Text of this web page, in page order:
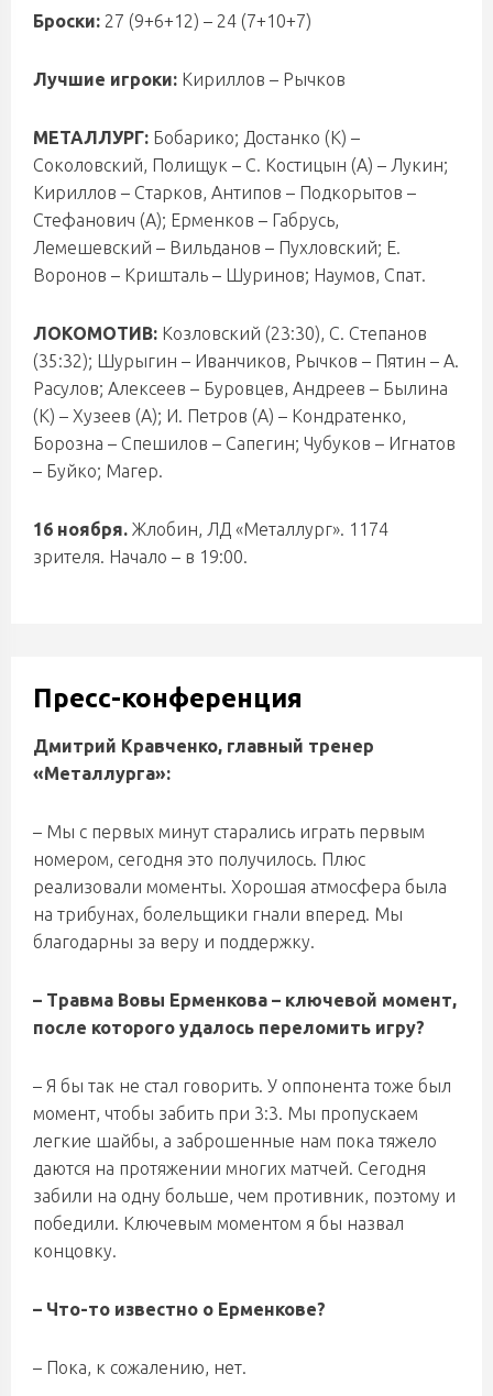
Броски: 27 (9+6+12) – 24 (7+10+7)
Лучшие игроки: Кириллов – Рычков
МЕТАЛЛУРГ: Бобарико; Достанко (К) –
Соколовский, Полищук – С. Костицын (А) – Лукин;
Кириллов – Старков, Антипов – Подкорытов –
Стефанович (А); Ерменков – Габрусь,
Лемешевский – Вильданов – Пухловский; Е.
Воронов – Кришталь – Шуринов; Наумов, Спат.
ЛОКОМОТИВ: Козловский (23:30), С. Степанов
(35:32); Шурыгин – Иванчиков, Рычков – Пятин – А.
Расулов; Алексеев – Буровцев, Андреев – Былина
(К) – Хузеев (А); И. Петров (А) – Кондратенко,
Борозна – Спешилов – Сапегин; Чубуков – Игнатов
– Буйко; Магер.
16 ноября. Жлобин, ЛД «Металлург». 1174
зрителя. Начало – в 19:00.
Пресс-конференция
Дмитрий Кравченко, главный тренер
«Металлурга»:
– Мы с первых минут старались играть первым
номером, сегодня это получилось. Плюс
реализовали моменты. Хорошая атмосфера была
на трибунах, болельщики гнали вперед. Мы
благодарны за веру и поддержку.
– Травма Вовы Ерменкова – ключевой момент,
после которого удалось переломить игру?
– Я бы так не стал говорить. У оппонента тоже был
момент, чтобы забить при 3:3. Мы пропускаем
легкие шайбы, а заброшенные нам пока тяжело
даются на протяжении многих матчей. Сегодня
забили на одну больше, чем противник, поэтому и
победили. Ключевым моментом я бы назвал
концовку.
– Что-то известно о Ерменкове?
– Пока, к сожалению, нет.